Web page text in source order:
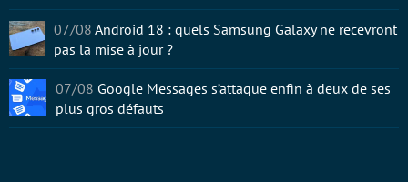
07/08 Android 18 : quels Samsung Galaxy ne recevront
pas la mise à jour ?
07/08 Google Messages s’attaque enfin à deux de ses
plus gros défauts